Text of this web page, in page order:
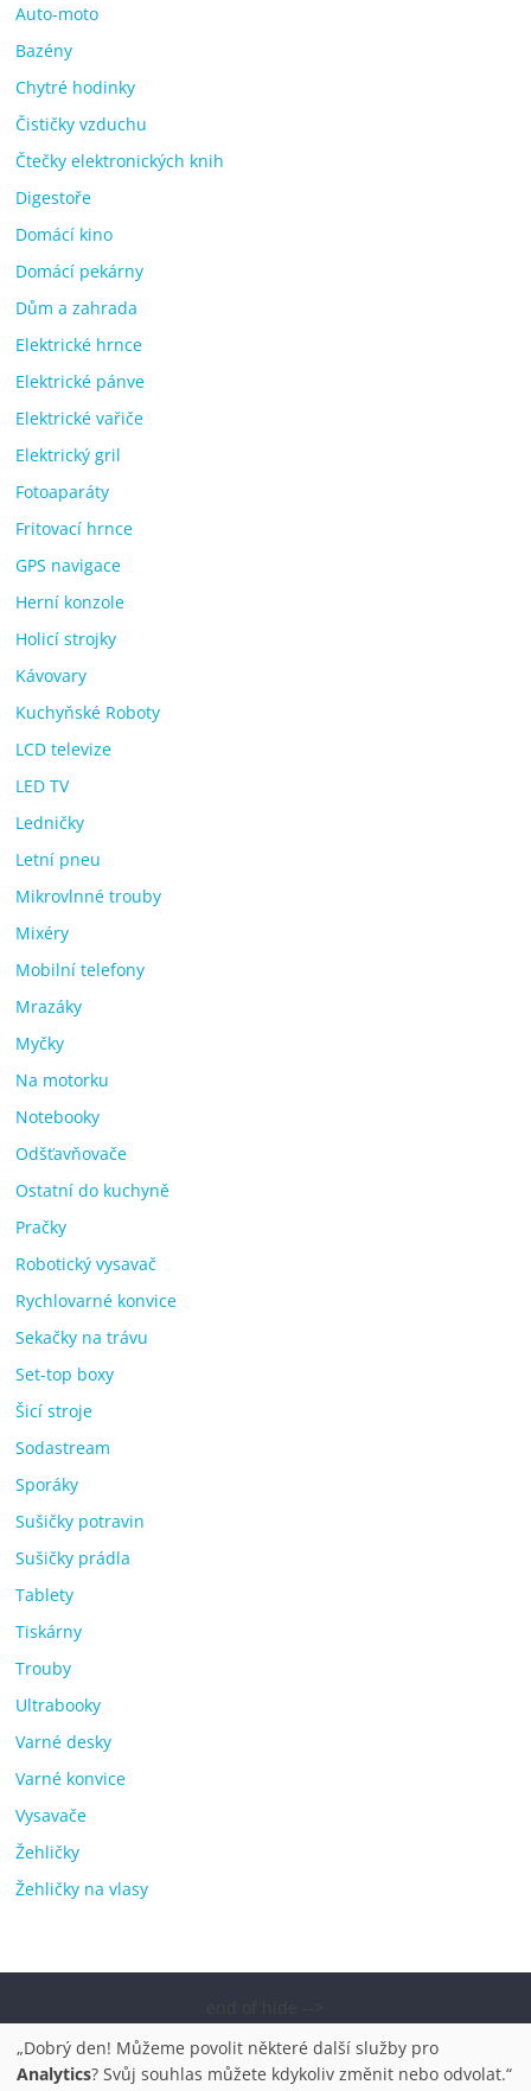
Auto-moto
Bazény
Chytré hodinky
Čističky vzduchu
Čtečky elektronických knih
Digestoře
Domácí kino
Domácí pekárny
Dům a zahrada
Elektrické hrnce
Elektrické pánve
Elektrické vařiče
Elektrický gril
Fotoaparáty
Fritovací hrnce
GPS navigace
Herní konzole
Holicí strojky
Kávovary
Kuchyňské Roboty
LCD televize
LED TV
Ledničky
Letní pneu
Mikrovlnné trouby
Mixéry
Mobilní telefony
Mrazáky
Myčky
Na motorku
Notebooky
Odšťavňovače
Ostatní do kuchyně
Pračky
Robotický vysavač
Rychlovarné konvice
Sekačky na trávu
Set-top boxy
Šicí stroje
Sodastream
Sporáky
Sušičky potravin
Sušičky prádla
Tablety
Tiskárny
Trouby
Ultrabooky
Varné desky
Varné konvice
Vysavače
Žehličky
Žehličky na vlasy
pračky, televize, notebooky, mobilní telefony, kávovary,
„Dobrý den! Můžeme povolit některé další služby pro
Analytics? Svůj souhlas můžete kdykoliv změnit nebo odvolat.“